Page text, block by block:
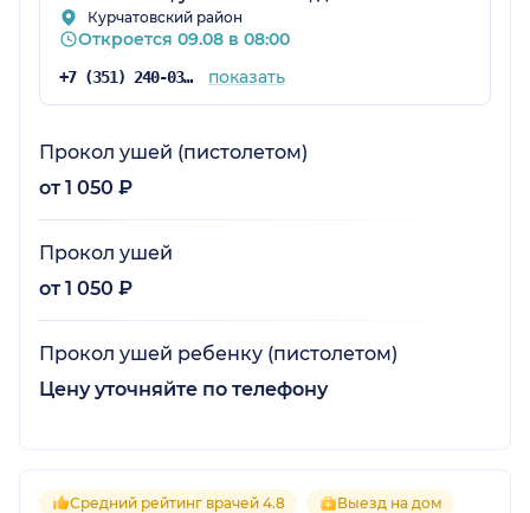
Курчатовский район
Откроется 09.08 в 08:00
+7 (351) 240-03-03 показать
Прокол ушей (пистолетом)
от 1 050 ₽
Прокол ушей
от 1 050 ₽
Прокол ушей ребенку (пистолетом)
Цену уточняйте по телефону
Средний рейтинг врачей 4.8 Выезд на дом